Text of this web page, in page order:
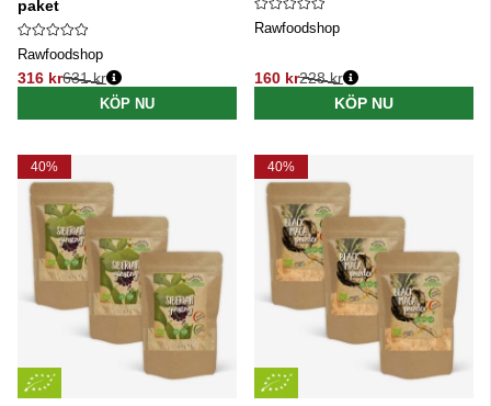
paket
Rawfoodshop
316 kr
Ordinarie pris:
631 kr
KÖP NU
Rawfoodshop
160 kr
Ordinarie pris:
228 kr
KÖP NU
40% 40%